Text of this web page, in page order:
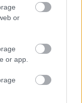
or
or app.
nála –
is részt vett,
1931 és
érte el az
kitörésekor a
szolgált.